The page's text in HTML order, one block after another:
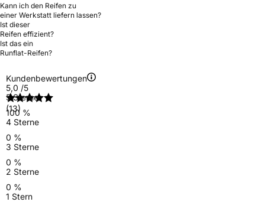
Kann ich den Reifen zu
einer Werkstatt liefern lassen?
Ist dieser
Reifen effizient?
Ist das ein
Runflat-Reifen?
Kundenbewertungen
5,0 /5
(13)
5 Sterne
100 %
4 Sterne
0 %
3 Sterne
0 %
2 Sterne
0 %
1 Stern